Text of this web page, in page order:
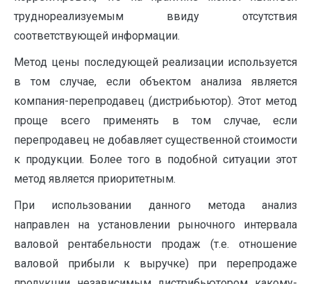
труднореализуемым ввиду отсутствия
соответствующей информации.
Метод цены последующей реализации используется
в том случае, если объектом анализа является
компания-перепродавец (дистрибьютор). Этот метод
проще всего применять в том случае, если
перепродавец не добавляет существенной стоимости
к продукции. Более того в подобной ситуации этот
метод является приоритетным.
При использовании данного метода анализ
направлен на установлении рыночного интервала
валовой рентабельности продаж (т.е. отношение
валовой прибыли к выручке) при перепродаже